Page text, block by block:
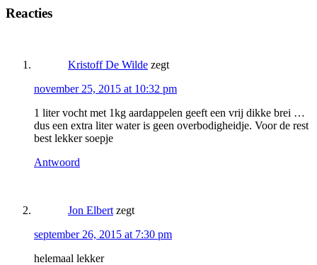
Reacties
Kristoff De Wilde zegt
november 25, 2015 at 10:32 pm
1 liter vocht met 1kg aardappelen geeft een vrij dikke brei …
dus een extra liter water is geen overbodigheidje. Voor de rest
best lekker soepje
Antwoord
Jon Elbert zegt
september 26, 2015 at 7:30 pm
helemaal lekker